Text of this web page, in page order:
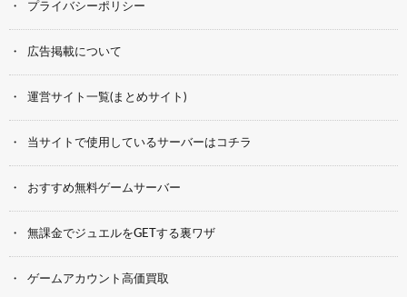
プライバシーポリシー
広告掲載について
運営サイト一覧(まとめサイト)
当サイトで使用しているサーバーはコチラ
おすすめ無料ゲームサーバー
無課金でジュエルをGETする裏ワザ
ゲームアカウント高価買取